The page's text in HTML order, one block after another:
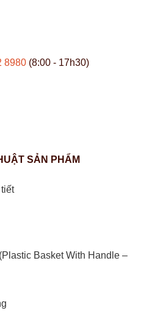
8980 (8:00 - 17h30)
SẢN PHẨM
Basket With Handle –